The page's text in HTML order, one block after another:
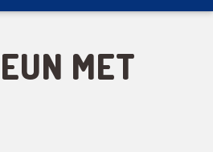
MET